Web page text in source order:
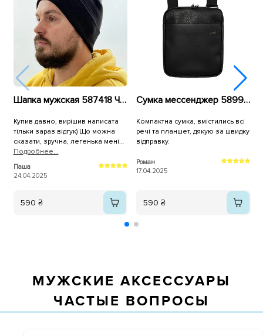
Шапка мужская 587418 Черная
Купив давно, вирішив написата
тільки зараз відгук) Що можна
сказати, зручна, легенька мені
вона по розміру підійшла
ідеально.
Подробнее...
Паша
24.04.2025
590 ₴
Сумка мессенджер 589980 Черная
Компактна сумка, вмістились всі
речі та планшет, дякую за швидку
відправку.
Роман
17.04.2025
590 ₴
МУЖСКИЕ АКСЕССУАРЫ
ЧАСТЫЕ ВОПРОСЫ